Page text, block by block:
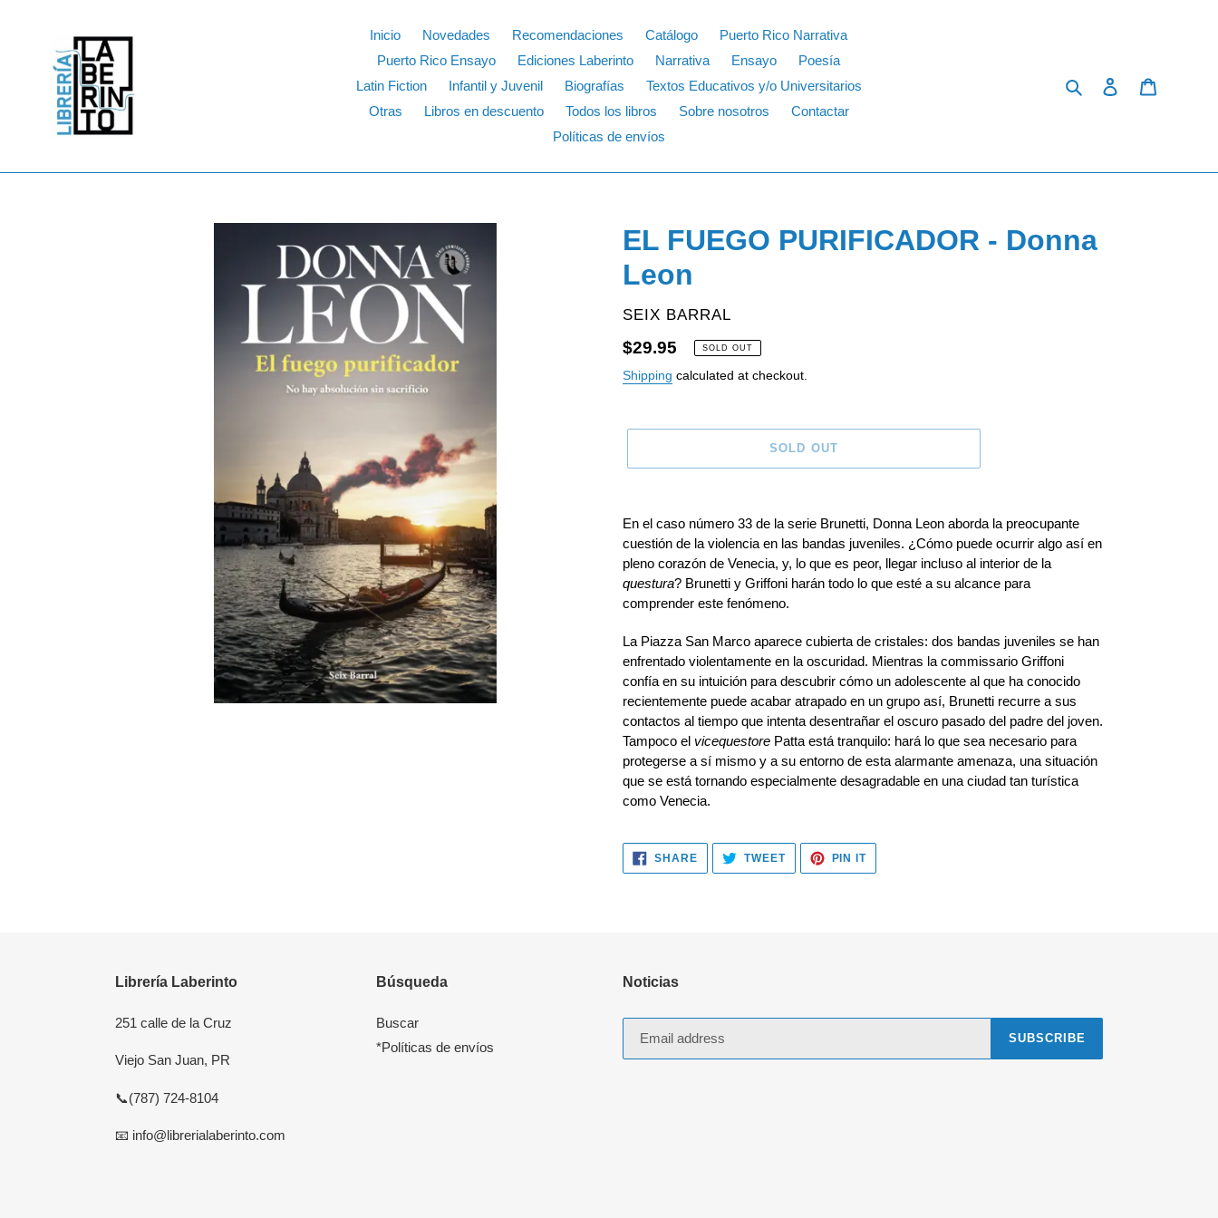
Inicio Novedades Recomendaciones Catálogo
Puerto Rico Narrativa
Puerto Rico Ensayo
Ediciones Laberinto Narrativa Ensayo
Poesía
Latin Fiction
Infantil y Juvenil Biografías
Textos Educativos y/o Universitarios
Otras
Libros en descuento Todos los libros Sobre nosotros
Contactar
Políticas de envíos
Search Log in
EL FUEGO PURIFICADOR - Donna
Leon
VENDOR
SEIX BARRAL
Regular
price
$29.95 SOLD OUT
Shipping calculated at checkout.
SOLD OUT
product
your
cart
En el caso número 33 de la serie Brunetti, Donna Leon aborda la preocupante
cuestión de la violencia en las bandas juveniles. ¿Cómo puede ocurrir algo así en
pleno corazón de Venecia, y, lo que es peor, llegar incluso al interior de la
questura? Brunetti y Griffoni harán todo lo que esté a su alcance para
comprender este fenómeno.
La Piazza San Marco aparece cubierta de cristales: dos bandas juveniles se han
enfrentado violentamente en la oscuridad. Mientras la commissario Griffoni
confía en su intuición para descubrir cómo un adolescente al que ha conocido
recientemente puede acabar atrapado en un grupo así, Brunetti recurre a sus
contactos al tiempo que intenta desentrañar el oscuro pasado del padre del joven.
Tampoco el vicequestore Patta está tranquilo: hará lo que sea necesario para
protegerse a sí mismo y a su entorno de esta alarmante amenaza, una situación
que se está tornando especialmente desagradable en una ciudad tan turística
como Venecia.
SHARESHARE
ON
FACEBOOK
TWEETTWEET
TWITTER
PIN ITPIN
PINTEREST
Librería Laberinto
251 calle de la Cruz
Viejo San Juan, PR
📞(787) 724-8104
📧 info@librerialaberinto.com
Búsqueda
Buscar
*Políticas de envíos
Noticias
SUBSCRIBE